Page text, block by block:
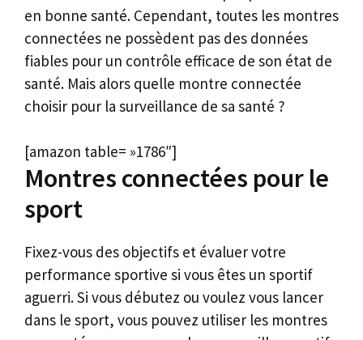
en bonne santé. Cependant, toutes les montres
connectées ne possèdent pas des données
fiables pour un contrôle efficace de son état de
santé. Mais alors quelle montre connectée
choisir pour la surveillance de sa santé ?
[amazon table= »1786″]
Montres connectées pour le
sport
Fixez-vous des objectifs et évaluer votre
performance sportive si vous êtes un sportif
aguerri. Si vous débutez ou voulez vous lancer
dans le sport, vous pouvez utiliser les montres